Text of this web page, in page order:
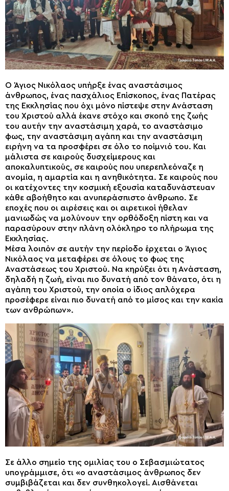
Ο Άγιος Νικόλαος υπήρξε ένας αναστάσιμος
άνθρωπος, ένας πασχάλιος Επίσκοπος, ένας Πατέρας
της Εκκλησίας που όχι μόνο πίστεψε στην Ανάσταση
του Χριστού αλλά έκανε στόχο και σκοπό της ζωής
του αυτήν την αναστάσιμη χαρά, το αναστάσιμο
φως, την αναστάσιμη αγάπη και την αναστάσιμη
ειρήνη να τα προσφέρει σε όλο το ποίμνιό του. Και
μάλιστα σε καιρούς δυσχείμερους και
αποκαλυπτικούς, σε καιρούς που υπερεπλεόναζε η
ανομία, η αμαρτία και η ανηθικότητα. Σε καιρούς που
οι κατέχοντες την κοσμική εξουσία καταδυνάστευαν
κάθε αβοήθητο και ανυπεράσπιστο άνθρωπο. Σε
εποχές που οι αιρέσεις και οι αιρετικοί ήθελαν
μανιωδώς να μολύνουν την ορθόδοξη πίστη και να
παρασύρουν στην πλάνη ολόκληρο το πλήρωμα της
Εκκλησίας.
Μέσα λοιπόν σε αυτήν την περίοδο έρχεται ο Άγιος
Νικόλαος να μεταφέρει σε όλους το φως της
Αναστάσεως του Χριστού. Να κηρύξει ότι η Ανάσταση,
δηλαδή η ζωή, είναι πιο δυνατή από τον θάνατο, ότι η
αγάπη του Χριστού, την οποία ο ίδιος απλόχερα
προσέφερε είναι πιο δυνατή από το μίσος και την κακία
των ανθρώπων».
Σε άλλο σημείο της ομιλίας του ο Σεβασμιώτατος
υπογράμμισε, ότι «ο αναστάσιμος άνθρωπος δεν
συμβιβάζεται και δεν συνθηκολογεί. Αισθάνεται